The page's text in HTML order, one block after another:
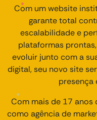
Com um website
garante total
escalabilidade e
plataformas
evoluir junto com a
digital, seu novo site
presença
Com mais de 17 anos
como agência de